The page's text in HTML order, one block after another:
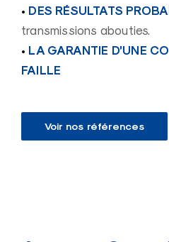
• DES RÉSULTATS
transmissions abouties.
• LA GARANTIE D’UNE
FAILLE
Voir nos références